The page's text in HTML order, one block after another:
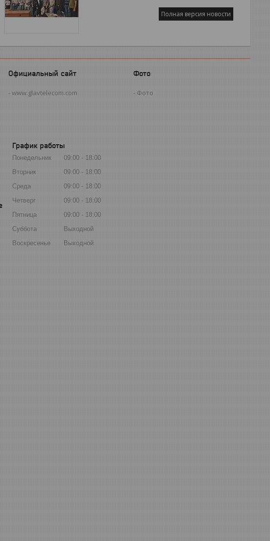
Полная версия новости
Официальный сайт
www.glavtelecom.com
Фото
Фото
График работы
Понедельник 09:00
18:00
Вторник
09:00
18:00
Среда
09:00
18:00
Четверг
09:00
18:00
Пятница
09:00
18:00
Суббота
Выходной
Воскресенье
Выходной